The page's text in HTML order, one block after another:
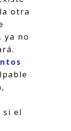
otra
ya no
si el